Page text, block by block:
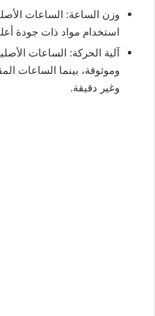
وزن الساعة: الساعات
استخدام مواد ذات جودة
آلية الحركة: الساعات
وموثوقة، بينما الساعات
وغير دقيقة.